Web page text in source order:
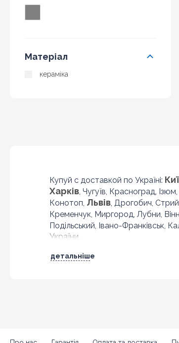
Матеріал
кераміка
Купуй с доставкой по Україні:
Харків, Чугуїв, Красноград,
Конотоп, Львів, Дрогобич,
Кременчук, Миргород, Лубни,
Подільський, Івано-Франківськ,
України.
детальніше